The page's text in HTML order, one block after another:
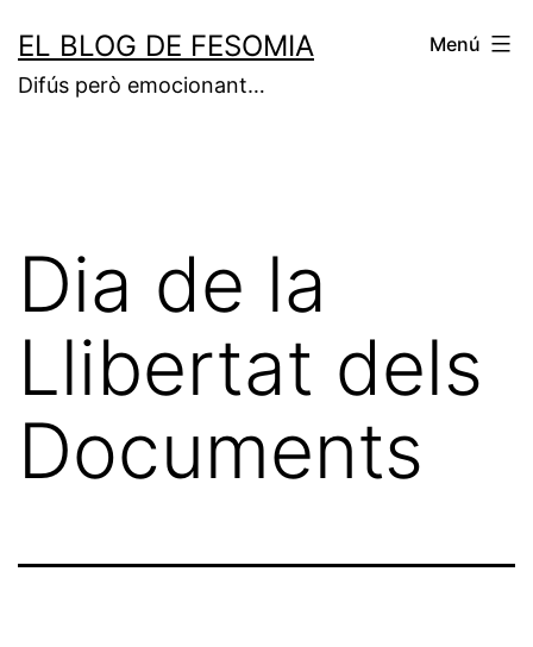
contingut
EL BLOG DE FESOMIA
Difús però emocionant…
Menú
Dia de la
Llibertat dels
Documents